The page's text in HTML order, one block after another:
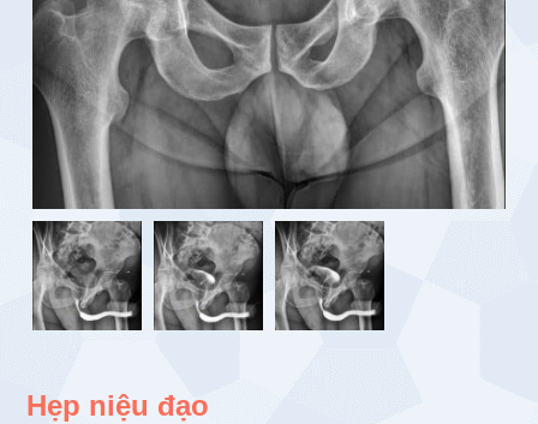
Hẹp niệu đạo